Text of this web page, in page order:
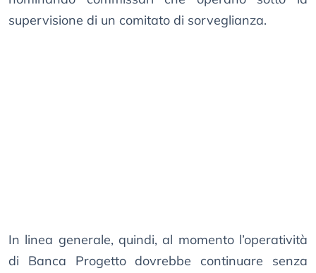
supervisione di un comitato di sorveglianza.
In linea generale, quindi, al momento l’operatività
di Banca Progetto dovrebbe continuare senza